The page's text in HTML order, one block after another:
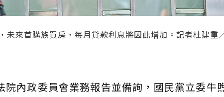
來首購族買房，每月貸款利息將因此增加。記者杜建重
院內政委員會業務報告並備詢，國民黨立委牛